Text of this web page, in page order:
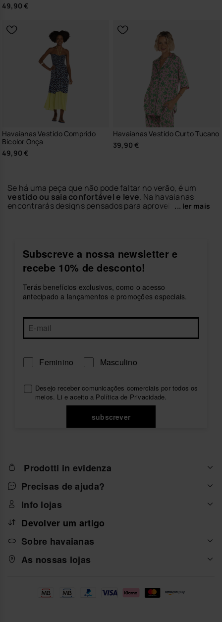
49,90 €
Havaianas Vestido Comprido
Bicolor Onça
49,90 €
Havaianas Vestido Curto Tucano
39,90 €
Se há uma peça que não pode faltar no verão, é um
vestido ou saia confortável e leve. Na havaianas
encontrarás designs pensados para aproveitar os dias
escapadas, passeios ou looks casuais de cidade.
Combina-os com as tuassandálias de mulher
teuschinelos de mulherfavoritos para criares outfits
Explora a coleção de vestidos e saias da havaianas e
encontra a peça perfeita para viveres o verão com
... ler mais
Subscreve a nossa newsletter e
recebe 10% de desconto!
Terás benefícios exclusivos, como o acesso
antecipado a lançamentos e promoções especiais.
Feminino Masculino
Desejo receber comunicações comerciais por todos os
meios. Li e aceito a Política de Privacidade.
subscrever
Prodotti in evidenza
Precisas de ajuda?
Info lojas
Devolver um artigo
Sobre havaianas
As nossas lojas